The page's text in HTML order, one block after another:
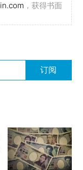
，获得书面
订阅